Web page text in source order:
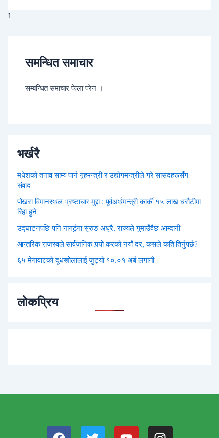
1
समन्धित समाचार
सम्बन्धित समाचार फेला परेन ।
भर्खरै
मधेशको तनाव साम्य पार्न गृहमन्त्री र उद्योगमन्त्रीले गरे सांसदहरूसँग
संवाद
पोखरा विमानस्थल भ्रष्टाचार मुद्दा : पूर्वअर्थमन्त्री कार्की १५ लाख धरौटीमा
रिहा हुने
उद्घाटनपछि पनि नागढुंगा सुरुङ अधुरै, राज्यले गुमाउँदैछ आम्दानी
आन्तरिक राजस्वले सार्वजनिक गर्‍यो करको नयाँ दर, कसले कति तिर्नुपर्छ?
६५ मेगावाटको दूधखोलालाई जुट्यो १०.०१ अर्ब लगानी
लोकप्रिय
F
T
Y
I